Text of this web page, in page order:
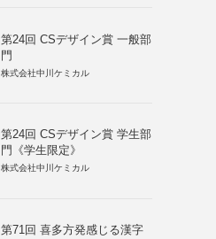
第24回 CSデザイン賞 一般部
門
株式会社中川ケミカル
第24回 CSデザイン賞 学生部
門《学生限定》
株式会社中川ケミカル
第71回 喜多方発感じる漢字